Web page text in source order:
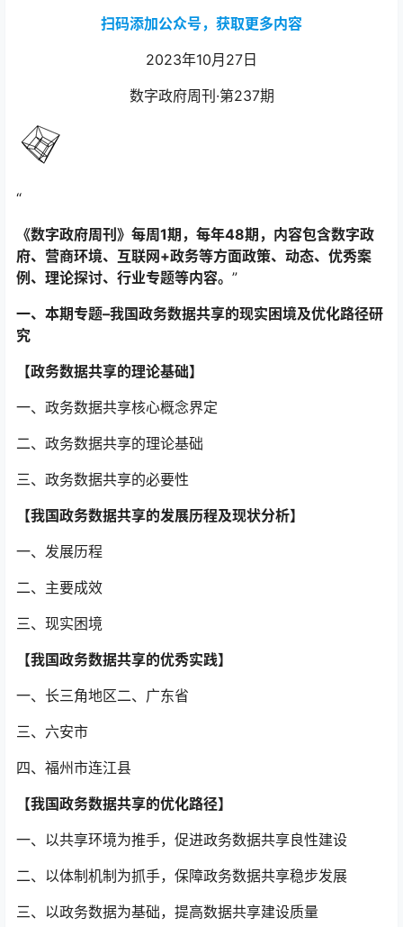
扫码添加公众号，获取更多内容
2023年10月27日
数字政府周刊·第237期
“
《数字政府周刊》每周1期，每年48期，内容包含数字政
府、营商环境、互联网+政务等方面政策、动态、优秀案
例、理论探讨、行业专题等内容。 ”
一、本期专题–我国政务数据共享的现实困境及优化路径研
究
【政务数据共享的理论基础】
一、政务数据共享核心概念界定
二、政务数据共享的理论基础
三、政务数据共享的必要性
【我国政务数据共享的发展历程及现状分析】
一、发展历程
二、主要成效
三、现实困境
【我国政务数据共享的优秀实践】
一、长三角地区二、广东省
三、六安市
四、福州市连江县
【我国政务数据共享的优化路径】
一、以共享环境为推手，促进政务数据共享良性建设
二、以体制机制为抓手，保障政务数据共享稳步发展
三、以政务数据为基础，提高数据共享建设质量